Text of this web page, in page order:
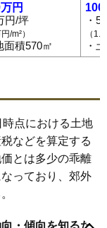
円
円/坪
/m²）
面積570㎡
100
・
（
・
点における土地
などを算定する
とは多少の乖離
っており、郊外
・傾向を知るた
岡東町
越久